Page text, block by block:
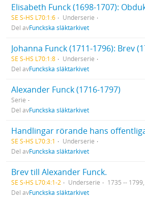
SE S-HS L70:1:6
Underserie
Del avFunckska släktarkivet
SE S-HS L70:1:8
Underserie
Del avFunckska släktarkivet
Alexander Funck (1716-1797)
Serie
Del avFunckska släktarkivet
SE S-HS L70:3:1
Underserie
Del avFunckska släktarkivet
Brev till Alexander Funck.
SE S-HS L70:4:1-2 Underserie
1735 --
Del avFunckska släktarkivet